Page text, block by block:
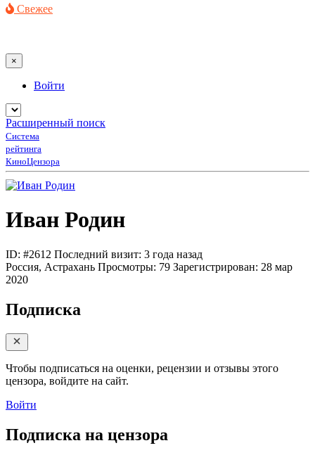
Свежее
×
Войти
Расширенный поиск
Система
рейтинга
КиноЦензора
Иван Родин
ID: #2612 Последний визит: 3 года назад
Россия, Астрахань Просмотры: 79 Зарегистрирован: 28 мар
2020
Подписка
Чтобы подписаться на оценки, рецензии и отзывы этого
цензора, войдите на сайт.
Войти
Подписка на цензора